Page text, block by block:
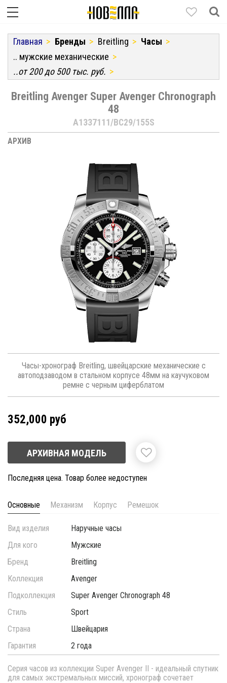
Главная Бренды Breitling
Часы
.. мужские механические
..от 200 до 500 тыс. руб.
Breitling Avenger Super Avenger Chronograph
48
A1337111/BC29/155S
АРХИВ
Часы-хронограф Breitling, швейцарские механические с
автоподзаводом в стальном корпусе 48мм на каучуковом
ремне с черным циферблатом
352,000 руб
АРХИВНАЯ МОДЕЛЬ
Последняя цена. Товар более недоступен
Основные Механизм Корпус Ремешок
Вид изделия
Наручные часы
Для кого
Мужские
Бренд
Breitling
Коллекция
Avenger
Подколлекция
Super Avenger Chronograph 48
Стиль
Sport
Страна
Швейцария
Гарантия
2 года
Cерия часов из коллекции Super Avenger II - идеальный спутник
для самых экстремальных миссий, хронограф сочетает